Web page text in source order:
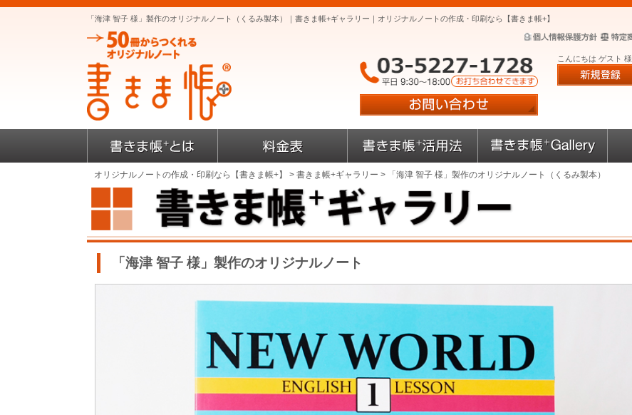
「海津 智子 様」製作のオリジナルノート（くるみ製本）｜書きま帳+ギャラリー｜オリジナルノートの作成・印刷なら【書きま帳+】
こんにちは ゲスト 様
オリジナルノートの作成・印刷なら【書きま帳+】 > 書きま帳+ギャラリー > 「海津 智子 様」製作のオリジナルノート（くるみ製本）
「海津 智子 様」製作のオリジナルノート